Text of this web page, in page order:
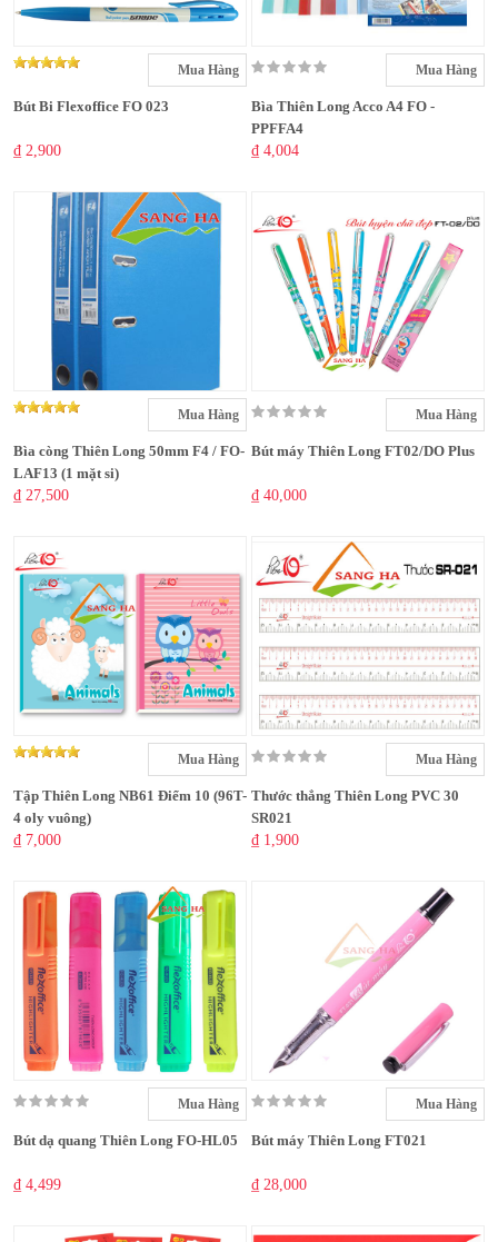
Mua Hàng
Bút Bi Flexoffice FO 023
₫ 2,900
Mua Hàng
Bìa Thiên Long Acco A4 FO -
PPFFA4
₫ 4,004
Mua Hàng
Bìa còng Thiên Long 50mm F4 / FO-
LAF13 (1 mặt si)
₫ 27,500
Mua Hàng
Bút máy Thiên Long FT02/DO Plus
₫ 40,000
Mua Hàng
Tập Thiên Long NB61 Điểm 10 (96T-
4 oly vuông)
₫ 7,000
Mua Hàng
Thước thẳng Thiên Long PVC 30
SR021
₫ 1,900
Mua Hàng
Bút dạ quang Thiên Long FO-HL05
₫ 4,499
Mua Hàng
Bút máy Thiên Long FT021
₫ 28,000